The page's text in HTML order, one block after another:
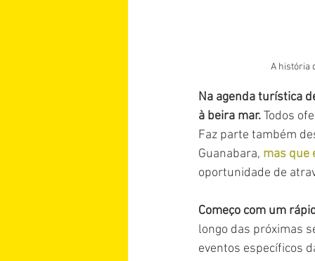
A história
Na agenda turística
à beira mar. Todos
Faz parte também
Guanabara, mas que
oportunidade de
Começo com um
longo das próximas
eventos específicos